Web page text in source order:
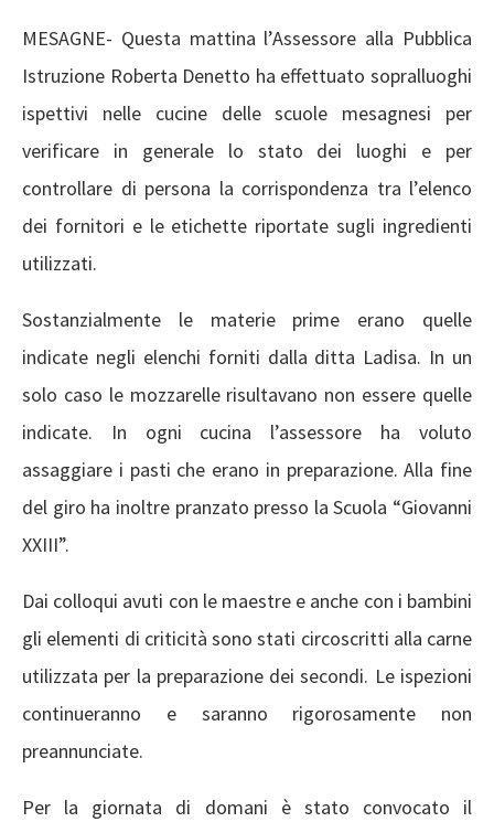
MESAGNE- Questa mattina l’Assessore alla Pubblica
Istruzione Roberta Denetto ha effettuato sopralluoghi
ispettivi nelle cucine delle scuole mesagnesi per
verificare in generale lo stato dei luoghi e per
controllare di persona la corrispondenza tra l’elenco
dei fornitori e le etichette riportate sugli ingredienti
utilizzati.
Sostanzialmente le materie prime erano quelle
indicate negli elenchi forniti dalla ditta Ladisa. In un
solo caso le mozzarelle risultavano non essere quelle
indicate. In ogni cucina l’assessore ha voluto
assaggiare i pasti che erano in preparazione. Alla fine
del giro ha inoltre pranzato presso la Scuola “Giovanni
XXIII”.
Dai colloqui avuti con le maestre e anche con i bambini
gli elementi di criticità sono stati circoscritti alla carne
utilizzata per la preparazione dei secondi. Le ispezioni
continueranno e saranno rigorosamente non
preannunciate.
Per la giornata di domani è stato convocato il